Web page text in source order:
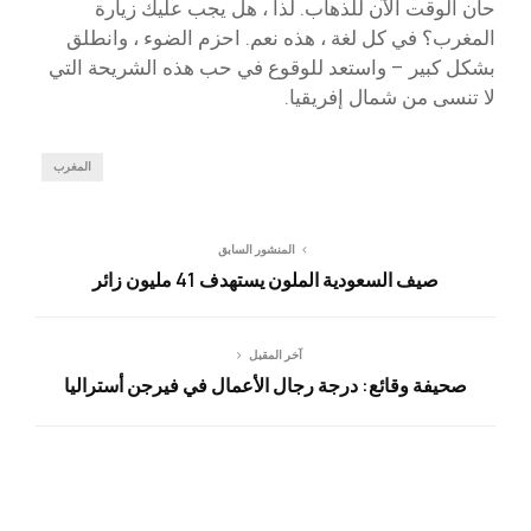
حان الوقت الآن للذهاب. لذا ، هل يجب عليك زيارة
المغرب؟ في كل لغة ، هذه نعم. احزم الضوء ، وانطلق
بشكل كبير – واستعد للوقوع في حب هذه الشريحة التي
لا تنسى من شمال إفريقيا.
المغرب
المنشور السابق
صيف السعودية الملون يستهدف 41 مليون زائر
آخر المقبل
صحيفة وقائع: درجة رجال الأعمال في فيرجن أستراليا